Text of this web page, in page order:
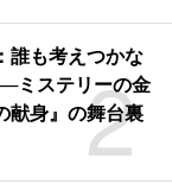
2
誰も考えつかな
ミステリーの金
献身』の舞台裏